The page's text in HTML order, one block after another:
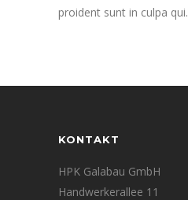
proident sunt in culpa qui.
KONTAKT
HPK Galabau GmbH
Handwerkerallee 11